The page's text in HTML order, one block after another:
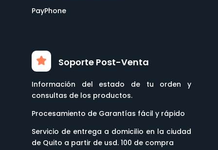
PayPhone
Soporte Post-Venta
Información del estado de tu orden y
consultas de los productos.
Procesamiento de Garantías fácil y rápido
Servicio de entrega a domicilio en la ciudad
de Quito a partir de usd. 100 de compra